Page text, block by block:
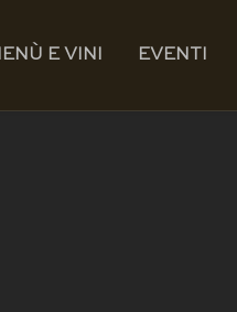
E VINI EVENTI